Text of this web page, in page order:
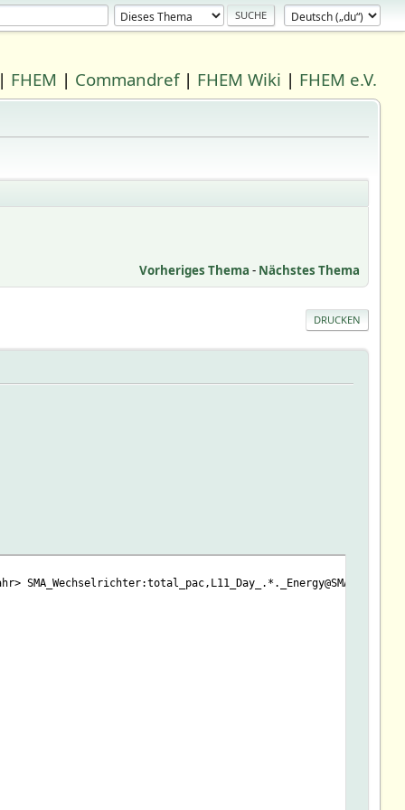
FHEM | Commandref| FHEM Wiki | FHEM e.V.
Vorheriges Thema - Nächstes Thema
DRUCKEN